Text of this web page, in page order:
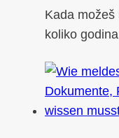
Kada možeš
koliko